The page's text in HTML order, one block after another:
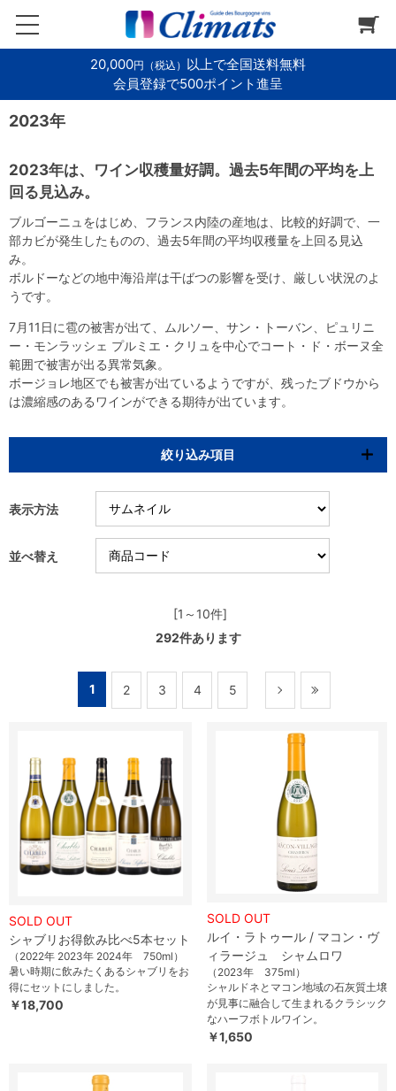
20,000円（税込） 以上で全国送料無料
会員登録で500ポイント進呈
2023年
2023年は、ワイン収穫量好調。過去5年間の平均を上
回る見込み。
ブルゴーニュをはじめ、フランス内陸の産地は、比較的好調で、一
部カビが発生したものの、過去5年間の平均収穫量を上回る見込
み。
ボルドーなどの地中海沿岸は干ばつの影響を受け、厳しい状況のよ
うです。
7月11日に雹の被害が出て、ムルソー、サン・トーバン、ピュリニ
ー・モンラッシェ プルミエ・クリュを中心でコート・ド・ボーヌ全
範囲で被害が出る異常気象。
ボージョレ地区でも被害が出ているようですが、残ったブドウから
は濃縮感のあるワインができる期待が出ています。
絞り込み項目
表示方法
並べ替え
[1～10件]
292件あります
1 2 3 4 5
SOLD OUT
シャブリお得飲み比べ5本セット
（2022年 2023年 2024年 750ml）
暑い時期に飲みたくあるシャブリをお
得にセットにしました。
￥18,700
SOLD OUT
ルイ・ラトゥール / マコン・ヴ
ィラージュ シャムロワ
（2023年 375ml）
シャルドネとマコン地域の石灰質土壌
が見事に融合して生まれるクラシック
なハーフボトルワイン。
￥1,650